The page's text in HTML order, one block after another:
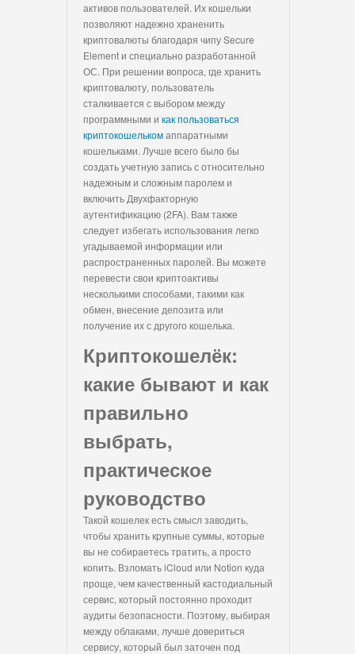
активов пользователей. Их кошельки
позволяют надежно храненить
криптовалюты благодаря чипу Secure
Element и специально разработанной
ОС. При решении вопроса, где хранить
криптовалюту, пользователь
сталкивается с выбором между
программными и как пользоваться
криптокошелькомаппаратными
кошельками. Лучше всего было бы
создать учетную запись с относительно
надежным и сложным паролем и
включить Двухфакторную
аутентификацию (2FA). Вам также
следует избегать использования легко
угадываемой информации или
распространенных паролей. Вы можете
перевести свои криптоактивы
несколькими способами, такими как
обмен, внесение депозита или
получение их с другого кошелька.
Криптокошелёк:
какие бывают и как
правильно
выбрать,
практическое
руководство
Такой кошелек есть смысл заводить,
чтобы хранить крупные суммы, которые
вы не собираетесь тратить, а просто
копить. Взломать iCloud или Notion куда
проще, чем качественный кастодиальный
сервис, который постоянно проходит
аудиты безопасности. Поэтому, выбирая
между облаками, лучше довериться
сервису, который был заточен под